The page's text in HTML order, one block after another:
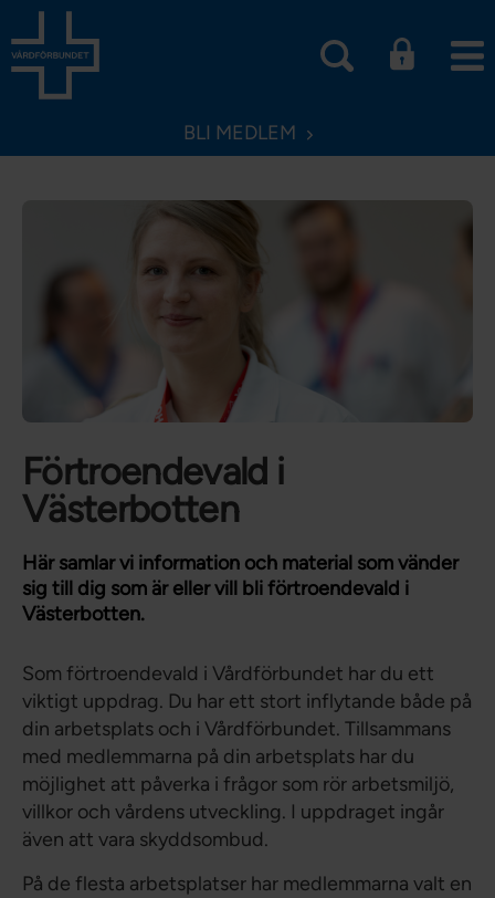
BLI MEDLEM
Förtroendevald i
Västerbotten
Här samlar vi information och material som vänder
sig till dig som är eller vill bli förtroendevald i
Västerbotten.
Som förtroendevald i Vårdförbundet har du ett
viktigt uppdrag. Du har ett stort inflytande både på
din arbetsplats och i Vårdförbundet. Tillsammans
med medlemmarna på din arbetsplats har du
möjlighet att påverka i frågor som rör arbetsmiljö,
villkor och vårdens utveckling. I uppdraget ingår
även att vara skyddsombud.
På de flesta arbetsplatser har medlemmarna valt en